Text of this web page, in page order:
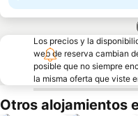
Los precios y la
web de reserva cambian
posible que no siempre
la misma oferta que viste
Otros alojamientos